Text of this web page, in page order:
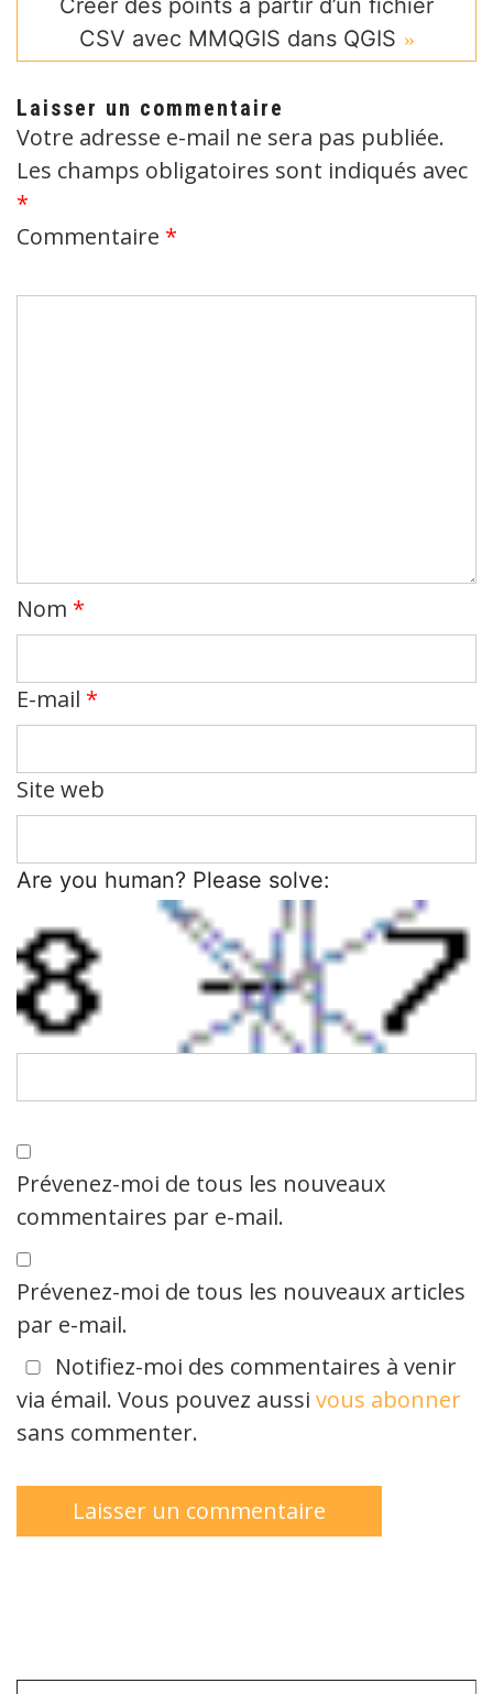
CSV avec MMQGIS dans QGIS
Laisser un commentaire
Votre adresse e-mail ne sera pas publiée.
Les champs obligatoires sont indiqués avec
*
Commentaire *
Nom *
E-mail *
Site web
Are you human? Please solve:
Prévenez-moi de tous les nouveaux
commentaires par e-mail.
Prévenez-moi de tous les nouveaux articles
par e-mail.
Notifiez-moi des commentaires à venir
via émail. Vous pouvez aussi vous abonner
sans commenter.
Saisissez votre adresse e-mail…